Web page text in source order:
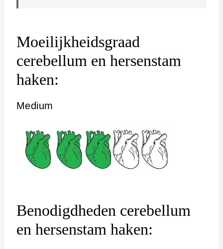
Moeilijkheidsgraad
cerebellum en hersenstam
haken:
Medium
Benodigdheden cerebellum
en hersenstam haken: